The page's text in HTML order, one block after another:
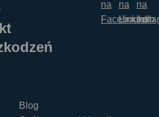
Blog